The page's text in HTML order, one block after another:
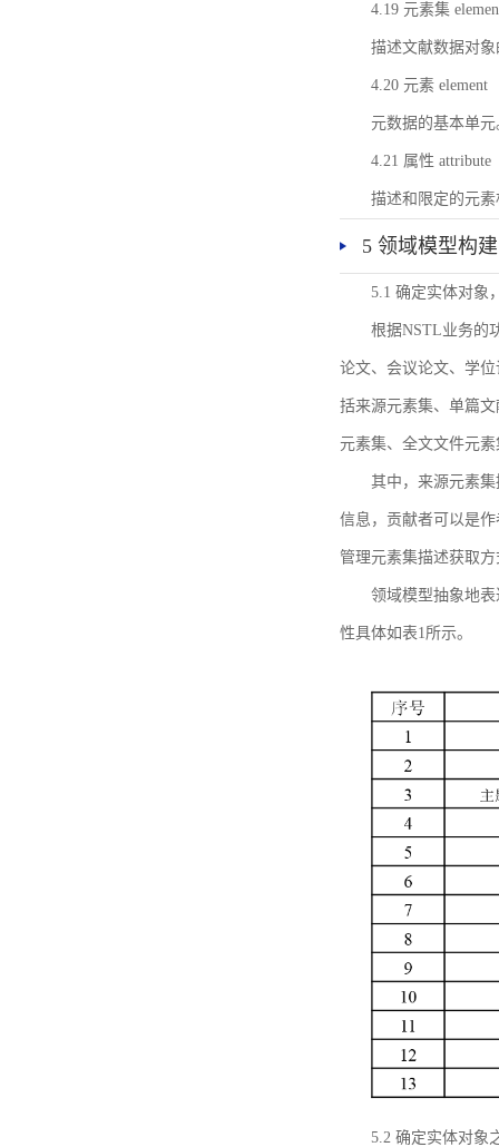
4.19 元素集
描述文献数据对
4.20 元素 element
元数据的基本单元
4.21 属性 attribute
描述和限定的元
5 领域模型构建
5.1 确定实体对象
根据NSTL业务的
论文、会议论文、学
括来源元素集、单篇
元素集、全文文件元
其中，来源元素
信息，贡献者可以是
管理元素集描述获取
领域模型抽象地
性具体如表1所示。
5.2 确定实体对象